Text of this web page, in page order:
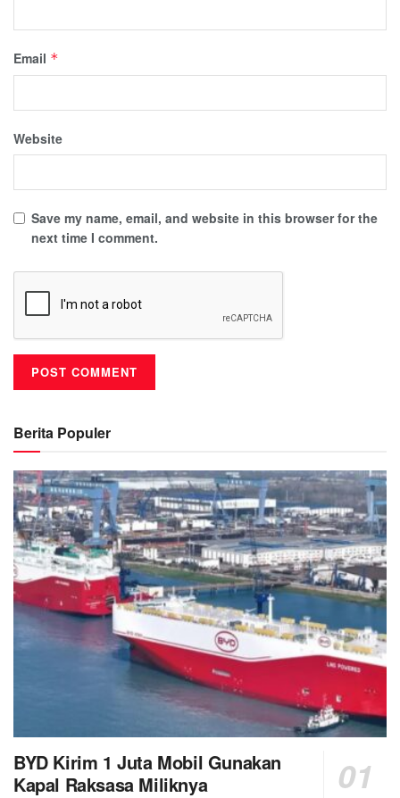
Email *
Website
Save my name, email, and website in this browser for the
next time I comment.
Berita Populer
BYD Kirim 1 Juta Mobil Gunakan
Kapal Raksasa Miliknya